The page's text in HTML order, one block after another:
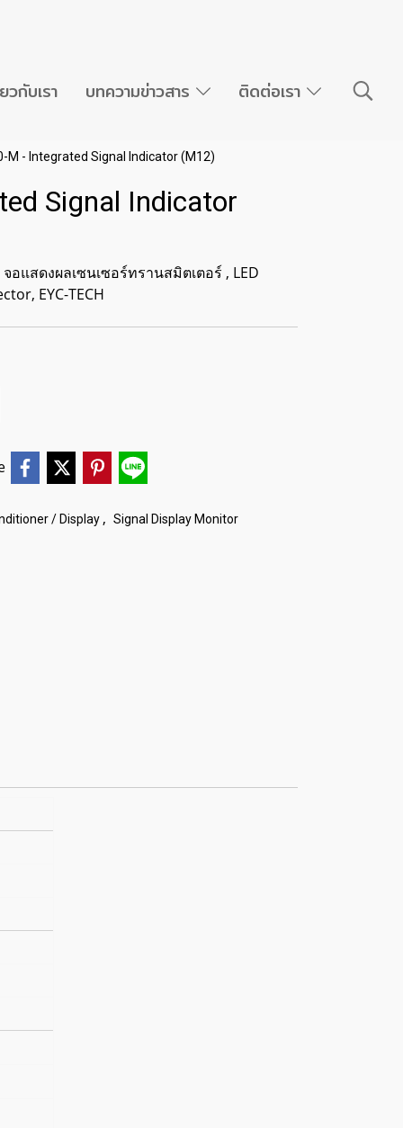
วกับเรา บทความข่าวสาร ติดต่อเรา
M - Integrated Signal Indicator (M12)
Signal Indicator
อแสดงผลเซนเซอร์ทรานสมิตเตอร์ , LED
EYC-TECH
/ Display , Signal Display Monitor